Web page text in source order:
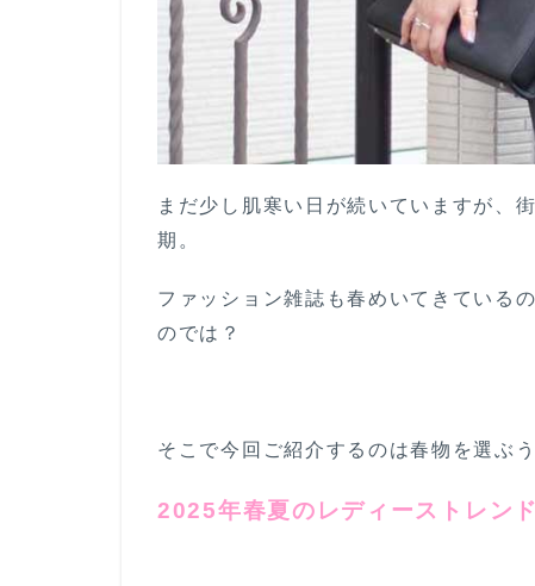
まだ少し肌寒い日が続いていますが、
期。
ファッション雑誌も春めいてきている
のでは？
そこで今回ご紹介するのは春物を選ぶ
2025年春夏のレディーストレンド